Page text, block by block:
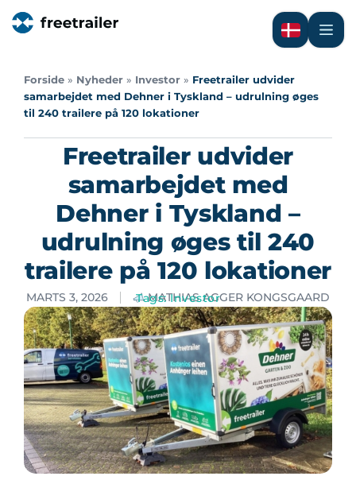
Forside » Nyheder » Investor » Freetrailer udvider
samarbejdet med Dehner i Tyskland – udrulning øges
til 240 trailere på 120 lokationer
Freetrailer udvider
samarbejdet med
Dehner i Tyskland –
udrulning øges til 240
trailere på 120 lokationer
MARTS 3, 2026 MATHIAS AGGER KONGSGAARD
Tags: Investor